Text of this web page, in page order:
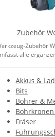
Zubehör
Zubehör
alle
Akkus &
Bits
Bohrer &
Fräser